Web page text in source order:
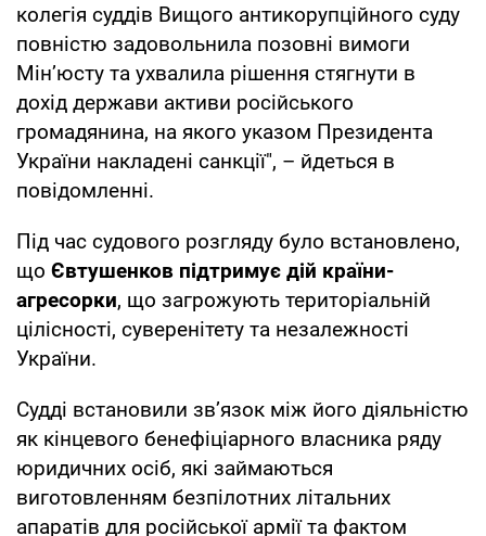
колегія суддів Вищого антикорупційного суду
повністю задовольнила позовні вимоги
Мін’юсту та ухвалила рішення стягнути в
дохід держави активи російського
громадянина, на якого указом Президента
України накладені санкції", – йдеться в
повідомленні.
Під час судового розгляду було встановлено,
що Євтушенков підтримує дій країни-
агресорки, що загрожують територіальній
цілісності, суверенітету та незалежності
України.
Судді встановили зв’язок між його діяльністю
як кінцевого бенефіціарного власника ряду
юридичних осіб, які займаються
виготовленням безпілотних літальних
апаратів для російської армії та фактом